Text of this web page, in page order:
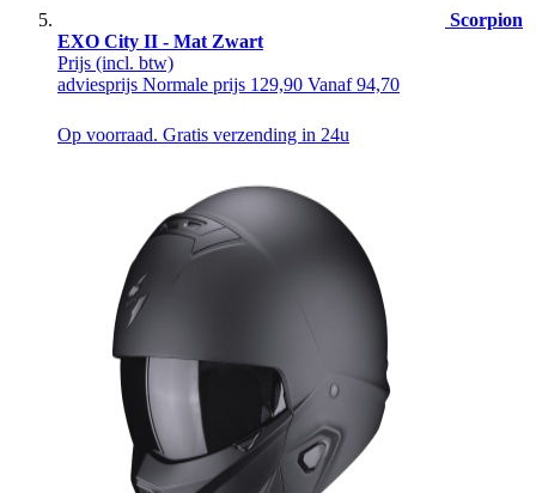
Scorpion
EXO City II - Mat Zwart
Prijs (incl. btw)
adviesprijs Normale prijs 129,90 Vanaf 94,70
Op voorraad. Gratis verzending in 24u